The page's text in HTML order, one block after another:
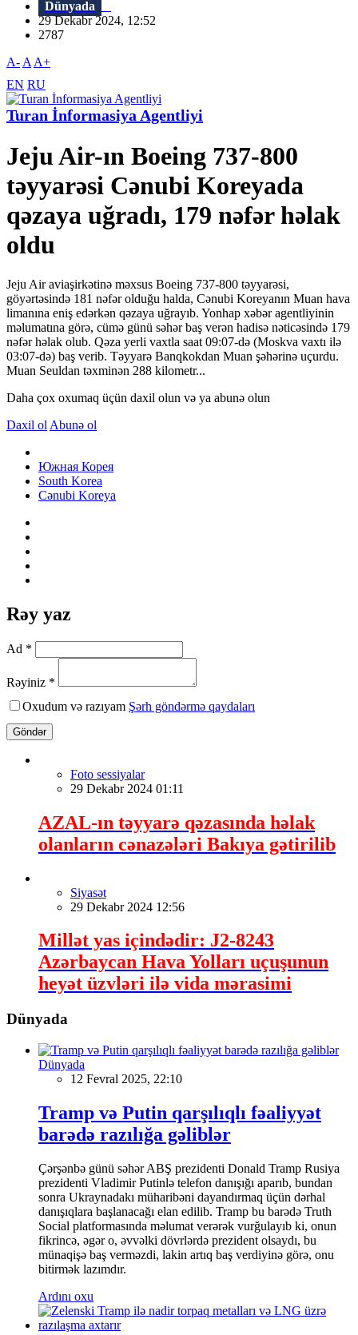
Dünyada
29 Dekabr 2024, 12:52
2787
A- A A+
EN RU
Turan İnformasiya Agentliyi
Jeju Air-ın Boeing 737-800
təyyarəsi Cənubi Koreyada
qəzaya uğradı, 179 nəfər həlak
oldu
Jeju Air aviaşirkətinə məxsus Boeing 737-800 təyyarəsi,
göyərtəsində 181 nəfər olduğu halda, Cənubi Koreyanın Muan hava
limanına eniş edərkən qəzaya uğrayıb. Yonhap xəbər agentliyinin
məlumatına görə, cümə günü səhər baş verən hadisə nəticəsində 179
nəfər həlak olub. Qəza yerli vaxtla saat 09:07-də (Moskva vaxtı ilə
03:07-də) baş verib. Təyyarə Banqkokdan Muan şəhərinə uçurdu.
Muan Seuldan təxminən 288 kilometr...
Daha çox oxumaq üçün daxil olun və ya abunə olun
Daxil ol Abunə ol
Южная Корея
South Korea
Cənubi Koreya
Rəy yaz
Ad *
Rəyiniz *
Oxudum və razıyam Şərh göndərmə qaydaları
Göndər
Foto sessiyalar
29 Dekabr 2024 01:11
AZAL-ın təyyarə qəzasında həlak
olanların cənazələri Bakıya gətirilib
Siyasət
29 Dekabr 2024 12:56
Millət yas içindədir: J2-8243
Azərbaycan Hava Yolları uçuşunun
heyət üzvləri ilə vida mərasimi
Dünyada
Dünyada
12 Fevral 2025, 22:10
Tramp və Putin qarşılıqlı fəaliyyət
barədə razılığa gəliblər
Çərşənbə günü səhər ABŞ prezidenti Donald Tramp Rusiya
prezidenti Vladimir Putinlə telefon danışığı aparıb, bundan
sonra Ukraynadakı müharibəni dayandırmaq üçün dərhal
danışıqlara başlanacağı elan edilib. Tramp bu barədə Truth
Social platformasında məlumat verərək vurğulayıb ki, onun
fikrincə, əgər o, əvvəlki dövrlərdə prezident olsaydı, bu
münaqişə baş verməzdi, lakin artıq baş verdiyinə görə, onu
bitirmək lazımdır.
Ardını oxu